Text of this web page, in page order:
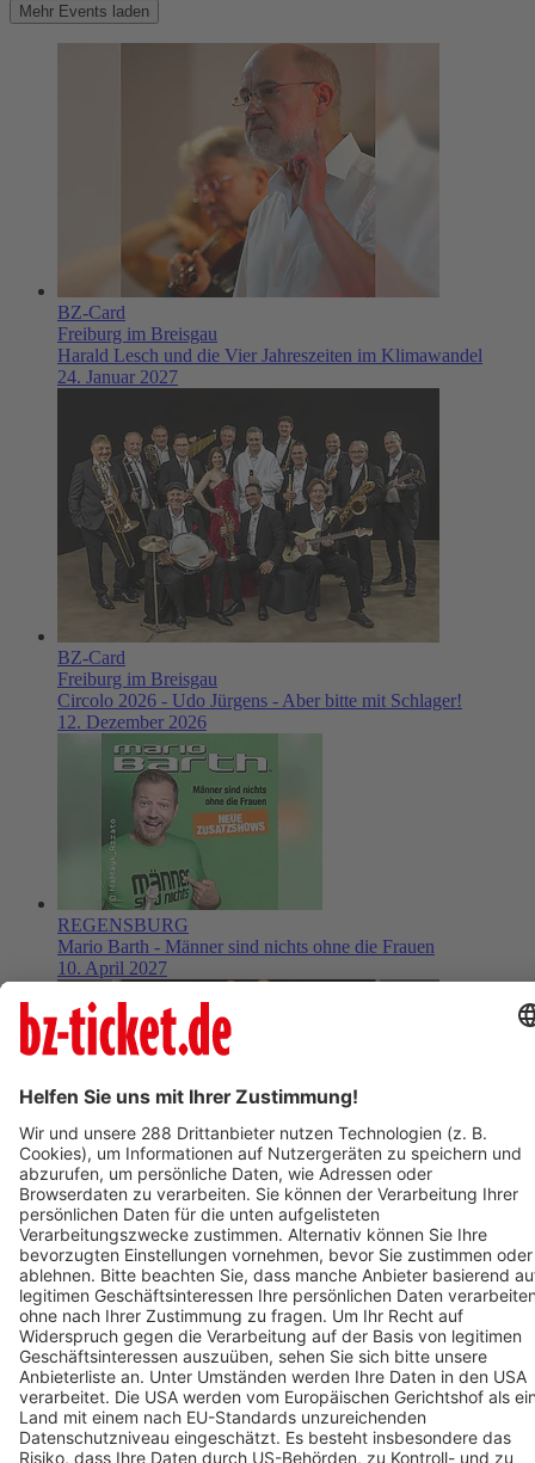
Mehr Events laden
BZ-Card
Freiburg im Breisgau
Harald Lesch und die Vier Jahreszeiten im Klimawandel
24. Januar 2027
BZ-Card
Freiburg im Breisgau
Circolo 2026 - Udo Jürgens - Aber bitte mit Schlager!
12. Dezember 2026
REGENSBURG
Mario Barth - Männer sind nichts ohne die Frauen
10. April 2027
BZ-Card
Freiburg im Breisgau
Klavierabend Khatia Buniatishvili
09. April 2027